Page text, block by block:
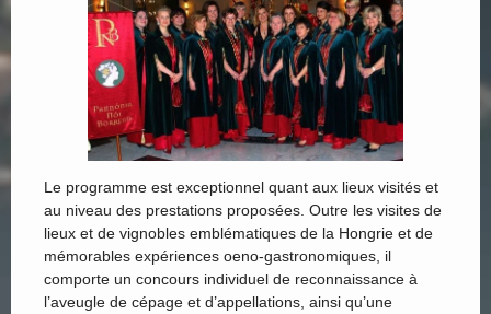
Le programme est exceptionnel quant aux lieux visités et
au niveau des prestations proposées. Outre les visites de
lieux et de vignobles emblématiques de la Hongrie et de
mémorables expériences oeno-gastronomiques, il
comporte un concours individuel de reconnaissance à
l’aveugle de cépage et d’appellations, ainsi qu’une